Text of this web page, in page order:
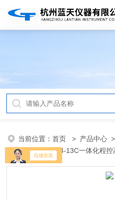
当前位置：首页 > 产品中心
温炉> SXC-4-13C一体化程控